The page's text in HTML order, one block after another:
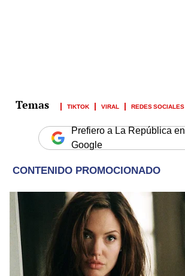
TIKTOK VIRAL REDES SOCIALES
Prefiero a La República en
Google